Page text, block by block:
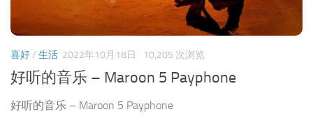
喜好/ 生活 2022年10月18日 10,205 次浏览
好听的音乐 – Maroon 5 Payphone
好听的音乐 – Maroon 5 Payphone